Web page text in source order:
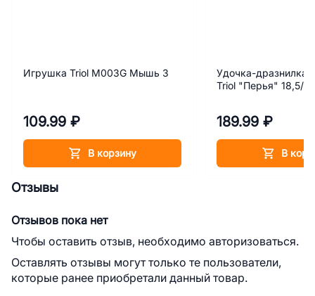
Игрушка Triol M003G Мышь 3
109.99 ₽
В корзину
Удочка-дразнилка
Triol "Перья" 18,5/
189.99 ₽
В
Отзывы
Отзывов пока нет
Чтобы оставить отзыв, необходимо авторизоваться.
Оставлять отзывы могут только те пользователи,
которые ранее приобретали данный товар.